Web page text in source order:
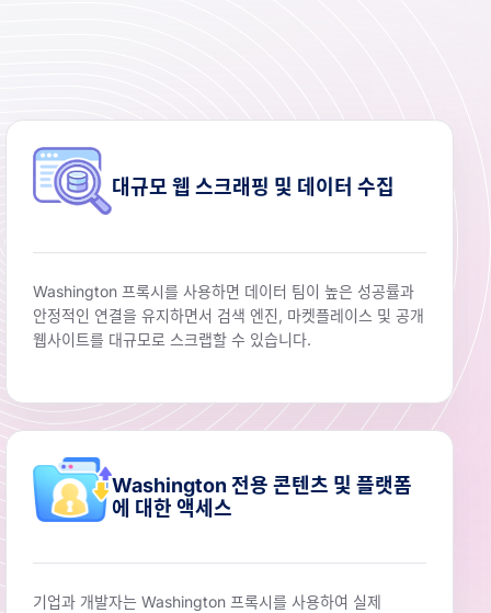
대규모 웹 스크래핑 및 데이터 수집
Washington 프록시를 사용하면 데이터 팀이 높은 성공률과
안정적인 연결을 유지하면서 검색 엔진, 마켓플레이스 및 공개
웹사이트를 대규모로 스크랩할 수 있습니다.
Washington 전용 콘텐츠 및 플랫폼
에 대한 액세스
기업과 개발자는 Washington 프록시를 사용하여 실제